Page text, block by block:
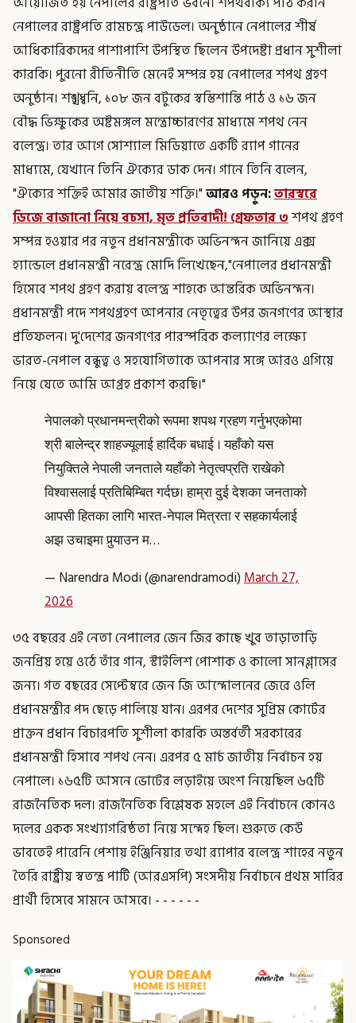
নেপালের রাষ্ট্রপতি রামচন্দ্র পাউডেল। অনুষ্ঠানে নেপালের শীর্ষ
আধিকারিকদের পাশাপাশি উপস্থিত ছিলেন উপদেষ্টা প্রধান সুশীলা
কারকি। পুরনো রীতিনীতি মেনেই সম্পন্ন হয় নেপালের শপথ গ্রহণ
অনুষ্ঠান। শঙ্খধ্বনি, ১০৮ জন বটুকের স্বস্তিশান্তি পাঠ ও ১৬ জন
বৌদ্ধ ভিক্ষুকের অষ্টমঙ্গল মন্ত্রোচ্চারণের মাধ্যমে শপথ নেন
বলেন্দ্র। তার আগে সোশ্যাল মিডিয়াতে একটি র‍্যাপ গানের
মাধ্যমে, যেখানে তিনি ঐক্যের ডাক দেন। গানে তিনি বলেন,
"ঐক্যের শক্তিই আমার জাতীয় শক্তি।"আরও পড়ুন:তারস্বরে
ডিজে বাজানো নিয়ে বচসা, মৃত প্রতিবাদী! গ্রেফতার ৩শপথ গ্রহণ
সম্পন্ন হওয়ার পর নতুন প্রধানমন্ত্রীকে অভিনন্দন জানিয়ে এক্স
হ্যান্ডেলে প্রধানমন্ত্রী নরেন্দ্র মোদি লিখেছেন,"নেপালের প্রধানমন্ত্রী
হিসেবে শপথ গ্রহণ করায় বলেন্দ্র শাহকে আন্তরিক অভিনন্দন।
প্রধানমন্ত্রী পদে শপথগ্রহণ আপনার নেতৃত্বের উপর জনগণের আস্থার
প্রতিফলন। দু'দেশের জনগণের পারস্পরিক কল্যাণের লক্ষ্যে
ভারত-নেপাল বন্ধুত্ব ও সহযোগিতাকে আপনার সঙ্গে আরও এগিয়ে
নিয়ে যেতে আমি আগ্রহ প্রকাশ করছি।"
नेपालको प्रधानमन्त्रीको रूपमा शपथ ग्रहण गर्नुभएकोमा
श्री बालेन्द्र शाहज्यूलाई हार्दिक बधाई । यहाँको यस
नियुक्तिले नेपाली जनताले यहाँको नेतृत्वप्रति राखेको
विश्वासलाई प्रतिबिम्बित गर्दछ। हाम्रा दुई देशका जनताको
आपसी हितका लागि भारत-नेपाल मित्रता र सहकार्यलाई
अझ उचाइमा पुर्‍याउन म…
— Narendra Modi (@narendramodi)March 27,
2026
৩৫ বছরের এই নেতা নেপালের জেন জির কাছে খুব তাড়াতাড়ি
জনপ্রিয় হয়ে ওঠে তাঁর গান, স্টাইলিশ পোশাক ও কালো সানগ্লাসের
জন্য। গত বছরের সেপ্টেম্বরে জেন জি আন্দোলনের জেরে ওলি
প্রধানমন্ত্রীর পদ ছেড়ে পালিয়ে যান। এরপর দেশের সুপ্রিম কোর্টের
প্রাক্তন প্রধান বিচারপতি সুশীলা কারকি অন্তর্বর্তী সরকারের
প্রধানমন্ত্রী হিসাবে শপথ নেন। এরপর ৫ মার্চ জাতীয় নির্বাচন হয়
নেপালে। ১৬৫টি আসনে ভোটের লড়াইয়ে অংশ নিয়েছিল ৬৫টি
রাজনৈতিক দল। রাজনৈতিক বিশ্লেষক মহলে এই নির্বাচনে কোনও
দলের একক সংখ্যাগরিষ্ঠতা নিয়ে সন্দেহ ছিল। শুরুতে কেউ
ভাবতেই পারেনি পেশায় ইঞ্জিনিয়ার তথা র‍্যাপার বলেন্দ্র শাহের নতুন
তৈরি রাষ্ট্রীয় স্বতন্ত্র পার্টি (আরএসপি) সংসদীয় নির্বাচনে প্রথম সারির
প্রার্থী হিসেবে সামনে আসবে। - - - - - -
Sponsored